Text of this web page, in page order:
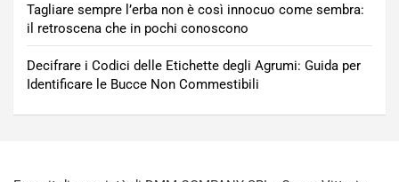
Tagliare sempre l’erba non è così innocuo come sembra:
il retroscena che in pochi conoscono
Decifrare i Codici delle Etichette degli Agrumi: Guida per
Identificare le Bucce Non Commestibili